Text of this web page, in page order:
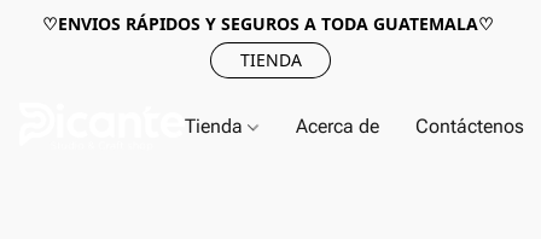
♡ENVIOS RÁPIDOS Y SEGUROS A TODA GUATEMALA♡
TIENDA
Tienda Acerca de Contáctenos